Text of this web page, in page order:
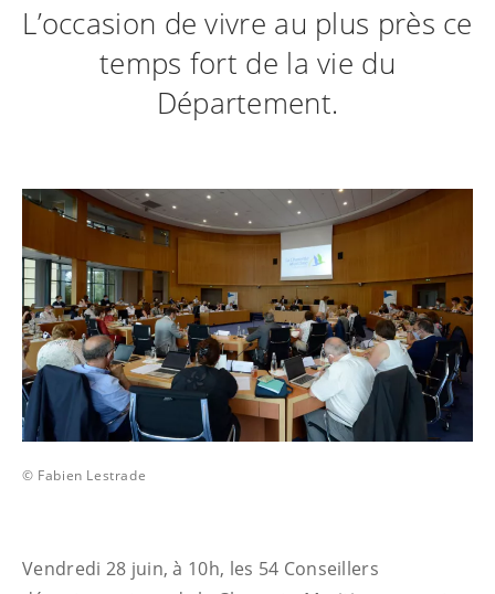
L’occasion de vivre au plus près ce
temps fort de la vie du
Département.
© Fabien Lestrade
Vendredi 28 juin, à 10h, les 54 Conseillers